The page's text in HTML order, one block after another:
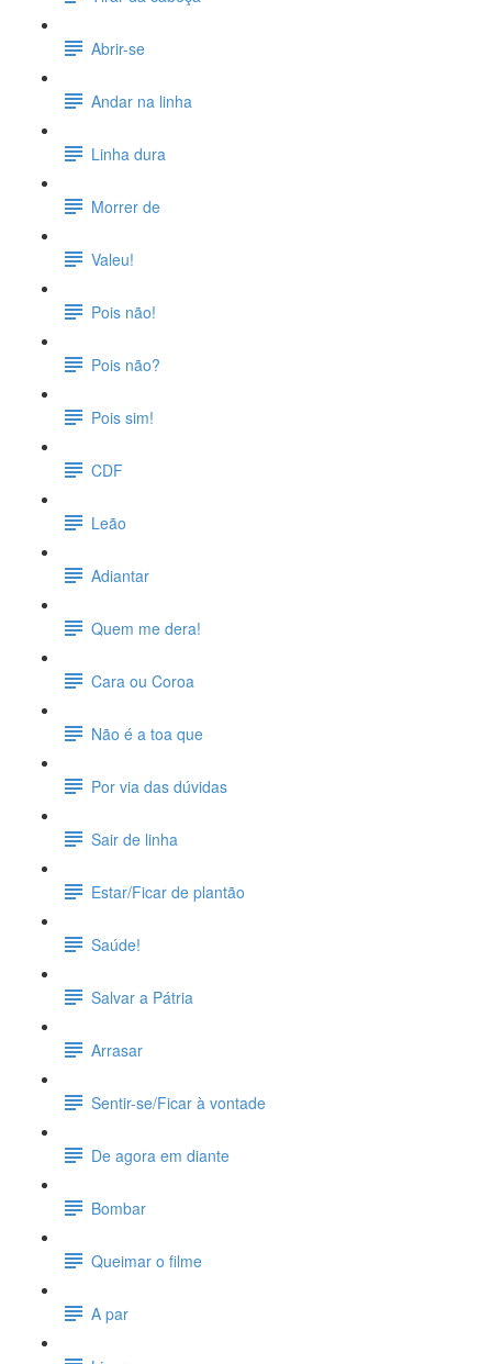
Abrir-se
Andar na linha
Linha dura
Morrer de
Valeu!
Pois não!
Pois não?
Pois sim!
CDF
Leão
Adiantar
Quem me dera!
Cara ou Coroa
Não é a toa que
Por via das dúvidas
Sair de linha
Estar/Ficar de plantão
Saúde!
Salvar a Pátria
Arrasar
Sentir-se/Ficar à vontade
De agora em diante
Bombar
Queimar o filme
A par